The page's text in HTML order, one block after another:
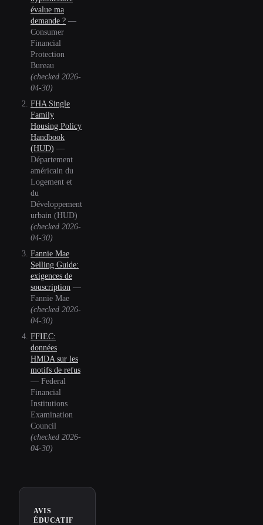
évalue ma
demande ? —
Consumer
Financial
Protection
Bureau
(checked 2026-
04-30)
FHA Single
Family
Housing Policy
Handbook
(HUD) —
Département
américain du
Logement et
du
Développement
urbain (HUD)
(checked 2026-
04-30)
Fannie Mae
Selling Guide:
exigences de
souscription —
Fannie Mae
(checked 2026-
04-30)
FFIEC:
données
HMDA sur les
motifs de refus
— Federal
Financial
Institutions
Examination
Council
(checked 2026-
04-30)
AVIS
ÉDUCATIF